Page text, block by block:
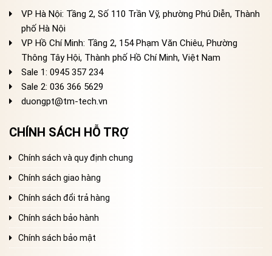
VP Hà Nội: Tầng 2, Số 110 Trần Vỹ, phường Phú Diễn, Thành
phố Hà Nội
VP Hồ Chí Minh: Tầng 2, 154 Phạm Văn Chiêu, Phường
Thông Tây Hội, Thành phố Hồ Chí Minh, Việt Nam
Sale 1: 0945 357 234
Sale 2: 036 366 5629
duongpt@tm-tech.vn
CHÍNH SÁCH HỖ TRỢ
Chính sách và quy định chung
Chính sách giao hàng
Chính sách đổi trả hàng
Chính sách bảo hành
Chính sách bảo mật